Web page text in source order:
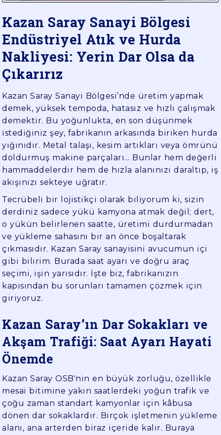
Kazan Saray Sanayi Bölgesi
Endüstriyel Atık ve Hurda
Nakliyesi: Yerin Dar Olsa da
Çıkarırız
Kazan Saray Sanayi Bölgesi’nde üretim yapmak
demek, yüksek tempoda, hatasız ve hızlı çalışmak
demektir. Bu yoğunlukta, en son düşünmek
istediğiniz şey, fabrikanın arkasında biriken hurda
yığınıdır. Metal talaşı, kesim artıkları veya ömrünü
doldurmuş makine parçaları... Bunlar hem değerli
hammaddelerdir hem de hızla alanınızı daraltıp, iş
akışınızı sekteye uğratır.
Tecrübeli bir lojistikçi olarak biliyorum ki, sizin
derdiniz sadece yükü kamyona atmak değil; dert,
o yükün belirlenen saatte, üretimi durdurmadan
ve yükleme sahasını bir an önce boşaltarak
çıkmasıdır. Kazan Saray sanayisini avucumun içi
gibi bilirim. Burada saat ayarı ve doğru araç
seçimi, işin yarısıdır. İşte biz, fabrikanızın
kapısından bu sorunları tamamen çözmek için
giriyoruz.
Kazan Saray’ın Dar Sokakları ve
Akşam Trafiği: Saat Ayarı Hayati
Önemde
Kazan Saray OSB'nin en büyük zorluğu, özellikle
mesai bitimine yakın saatlerdeki yoğun trafik ve
çoğu zaman standart kamyonlar için kâbusa
dönen dar sokaklardır. Birçok işletmenin yükleme
alanı, ana arterden biraz içeride kalır. Buraya